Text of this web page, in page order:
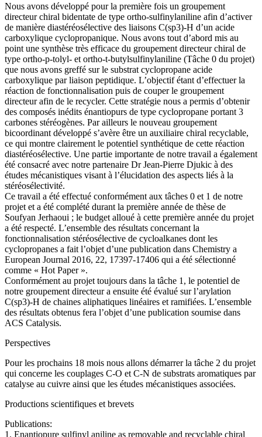
Nous avons développé pour la première fois un groupement
directeur chiral bidentate de type ortho-sulfinylaniline afin d’activer
de manière diastéréosélective des liaisons C(sp3)-H d’un acide
carboxylique cyclopropanique. Nous avons tout d’abord mis au
point une synthèse très efficace du groupement directeur chiral de
type ortho-p-tolyl- et ortho-t-butylsulfinylaniline (Tâche 0 du projet)
que nous avons greffé sur le substrat cyclopropane acide
carboxylique par liaison peptidique. L’objectif étant d’effectuer la
réaction de fonctionnalisation puis de couper le groupement
directeur afin de le recycler. Cette stratégie nous a permis d’obtenir
des composés inédits énantiopurs de type cyclopropane portant 3
carbones stéréogènes. Par ailleurs le nouveau groupement
bicoordinant développé s’avère être un auxiliaire chiral recyclable,
ce qui montre clairement le potentiel synthétique de cette réaction
diastéréosélective. Une partie importante de notre travail a également
été consacré avec notre partenaire Dr Jean-Pierre Djukic à des
études mécanistiques visant à l’élucidation des aspects liés à la
stéréosélectivité.
Ce travail a été effectué conformément aux tâches 0 et 1 de notre
projet et a été complété durant la première année de thèse de
Soufyan Jerhaoui ; le budget alloué à cette première année du projet
a été respecté. L’ensemble des résultats concernant la
fonctionnalisation stéréosélective de cycloalkanes dont les
cyclopropanes a fait l’objet d’une publication dans Chemistry a
European Journal 2016, 22, 17397-17406 qui a été sélectionné
comme « Hot Paper ».
Conformément au projet toujours dans la tâche 1, le potentiel de
notre groupement directeur a ensuite été évalué sur l’arylation
C(sp3)-H de chaines aliphatiques linéaires et ramifiées. L’ensemble
des résultats obtenus fera l’objet d’une publication soumise dans
ACS Catalysis.
Perspectives
Pour les prochains 18 mois nous allons démarrer la tâche 2 du projet
qui concerne les couplages C-O et C-N de substrats aromatiques par
catalyse au cuivre ainsi que les études mécanistiques associées.
Productions scientifiques et brevets
Publications:
1. Enantiopure sulfinyl aniline as removable and recyclable chiral